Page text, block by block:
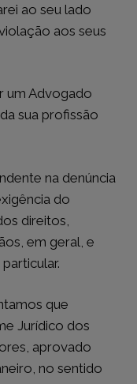
ao seu lado
aos seus
um Advogado
sua profissão
na denúncia
do
direitos,
em geral, e
que
Jurídico dos
aprovado
no sentido